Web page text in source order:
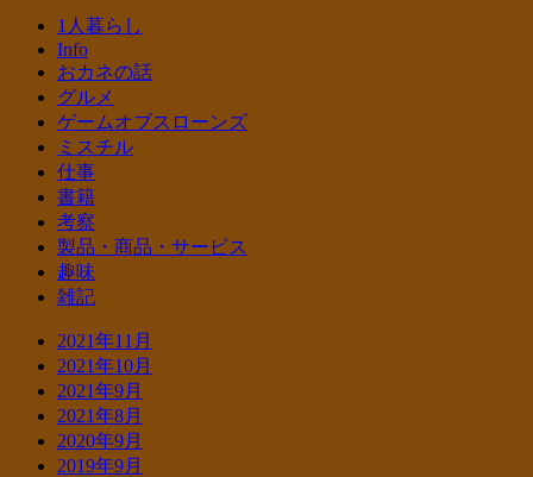
1人暮らし
Info
おカネの話
グルメ
ゲームオブスローンズ
ミスチル
仕事
書籍
考察
製品・商品・サービス
趣味
雑記
2021年11月
2021年10月
2021年9月
2021年8月
2020年9月
2019年9月